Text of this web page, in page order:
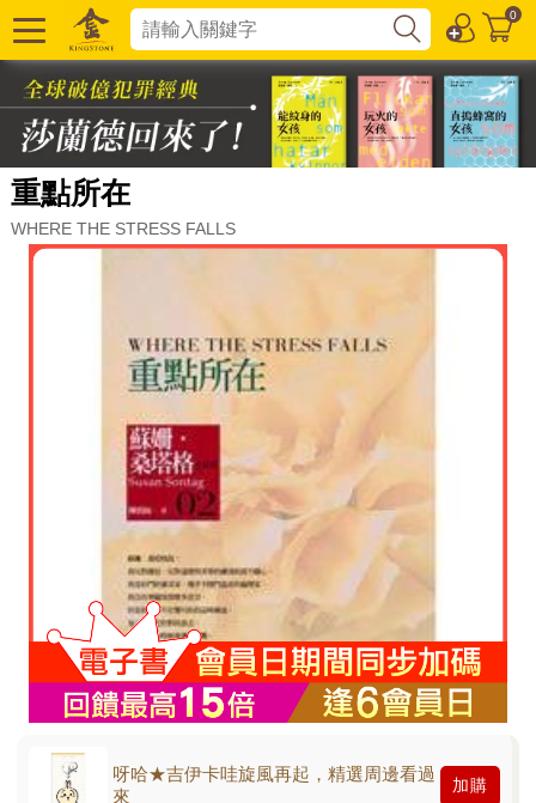
0
重點所在
WHERE THE STRESS FALLS
呀哈★吉伊卡哇旋風再起，精選周邊看過
來
加購